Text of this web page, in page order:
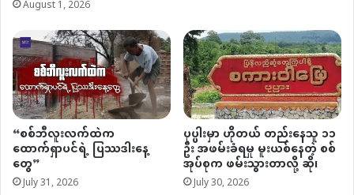
August 1, 2026
“စစ်ဘီလူးလက်ထဲက
ထောက်ရှာပင်ရဲ့ ပြဿဒါးနေ့
တွေ”
July 31, 2026
ပုပ္ပါးမှာ ဟိုတယ် တည်းနေသူ ၁၁
ဦး အဖမ်းခံရမှု မူးယစ်နေတဲ့ စစ်
အုပ်စုက ဖမ်းသွားတာလို့ ဆို၊
July 30, 2026